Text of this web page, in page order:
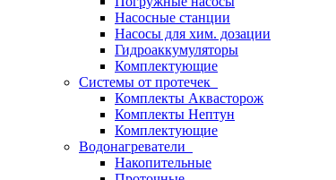
Насосные станции
Насосы для хим. дозации
Гидроаккумуляторы
Комплектующие
Системы от протечек
Комплекты Аквасторож
Комплекты Нептун
Комплектующие
Водонагреватели
Накопительные